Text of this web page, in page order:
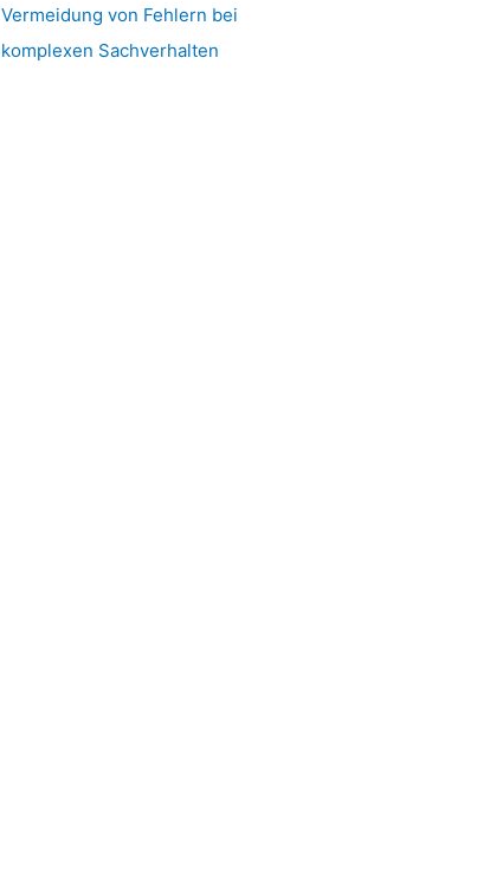
Vermeidung von Fehlern bei
komplexen Sachverhalten